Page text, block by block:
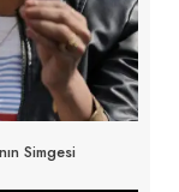
Simgesi